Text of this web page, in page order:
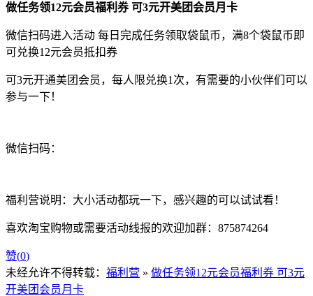
做任务领12元会员福利券 可3元开美团会员月卡
微信扫码进入活动 每日完成任务领取袋鼠币，满8个袋鼠币即
可兑换12元会员抵扣券
可3元开通美团会员，每人限兑换1次，有需要的小伙伴们可以
参与一下！
微信扫码：
福利营说明：大小活动都玩一下，感兴趣的可以试试看！
喜欢淘宝购物或需要活动线报的欢迎加群：875874264
赞(0)
未经允许不得转载： 福利营 » 做任务领12元会员福利券 可3元
开美团会员月卡